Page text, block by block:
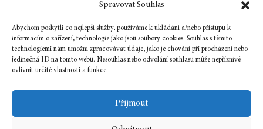
Spravovat Souhlas
Abychom poskytli co nejlepší služby, používáme k ukládání a/nebo přístupu k
informacím o zařízení, technologie jako jsou soubory cookies. Souhlas s těmito
technologiemi nám umožní zpracovávat údaje, jako je chování při procházení nebo
jedinečná ID na tomto webu. Nesouhlas nebo odvolání souhlasu může nepříznivě
ovlivnit určité vlastnosti a funkce.
Přijmout
mastactva roku 1989 skarynovskou bibliografii od
Vitauta Tumaše „Pjacstahoddzjau Skarynyjany.“